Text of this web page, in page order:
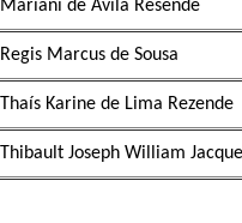
Mariani de Avila Resende
Regis Marcus de Sousa
Thaís Karine de Lima Rezende
Thibault Joseph William